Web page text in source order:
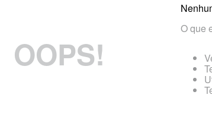
OOPS!
O que